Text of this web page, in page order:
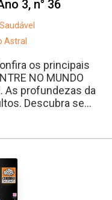
3, n° 36
Astral
os principais
NO MUNDO
As profundezas da
Descubra se...